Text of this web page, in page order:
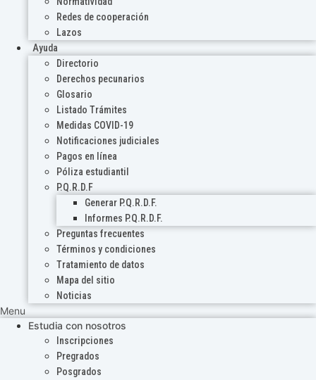
Redes de cooperación
Lazos
Ayuda
Directorio
Derechos pecunarios
Glosario
Listado Trámites
Medidas COVID-19
Notificaciones judiciales
Pagos en línea
Póliza estudiantil
P.Q.R.D.F
Generar P.Q.R.D.F.
Informes P.Q.R.D.F.
Preguntas frecuentes
Términos y condiciones
Tratamiento de datos
Mapa del sitio
Noticias
Menu
Estudia con nosotros
Inscripciones
Pregrados
Posgrados